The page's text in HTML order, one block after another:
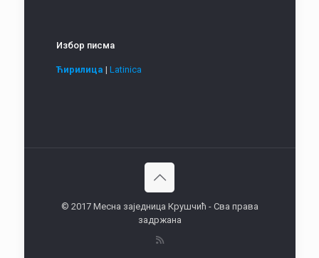
Избор писма
Ћирилица | Latinica
© 2017 Месна заједница Крушчић - Сва права
задржана